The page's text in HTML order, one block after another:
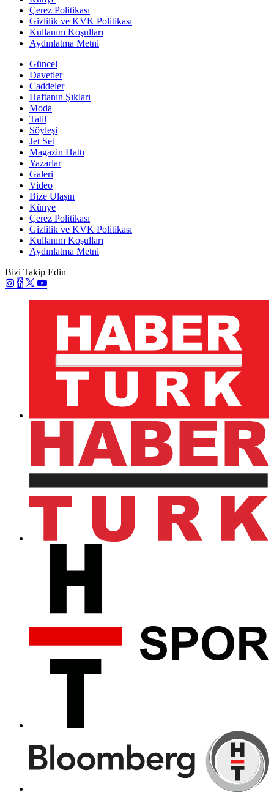
Çerez Politikası
Gizlilik ve KVK Politikası
Kullanım Koşulları
Aydınlatma Metni
Güncel
Davetler
Caddeler
Haftanın Şıkları
Moda
Tatil
Söyleşi
Jet Set
Magazin Hattı
Yazarlar
Galeri
Video
Bize Ulaşın
Künye
Çerez Politikası
Gizlilik ve KVK Politikası
Kullanım Koşulları
Aydınlatma Metni
Bizi Takip Edin